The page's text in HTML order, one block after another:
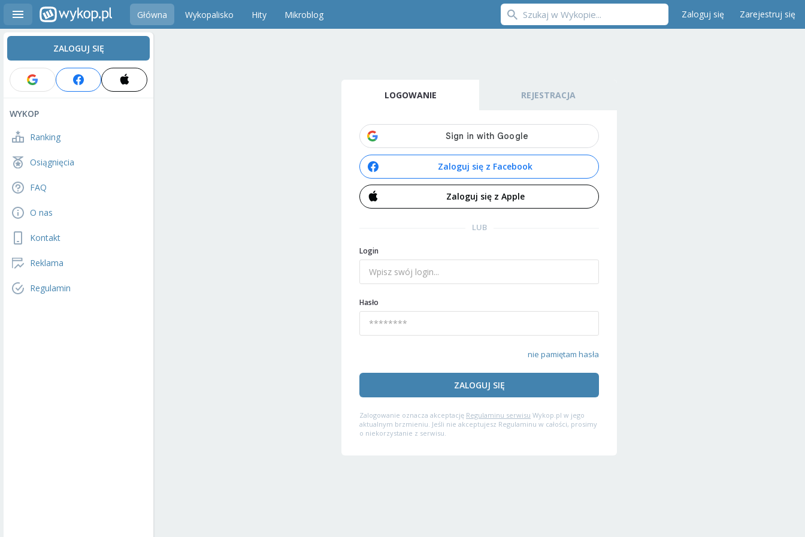
Główna Wykopalisko Hity Mikroblog Zaloguj się Zarejestruj się
ZALOGUJ SIĘ
WYKOP
Ranking
Osiągnięcia
FAQ
O nas
Kontakt
Reklama
Regulamin
LOGOWANIE REJESTRACJA
Zaloguj się z Facebook
Zaloguj się z Apple
LUB
Login
Hasło
nie pamiętam hasła
ZALOGUJ SIĘ
Zalogowanie oznacza akceptację Regulaminu serwisu Wykop.pl w jego
aktualnym brzmieniu. Jeśli nie akceptujesz Regulaminu w całości, prosimy
o niekorzystanie z serwisu.